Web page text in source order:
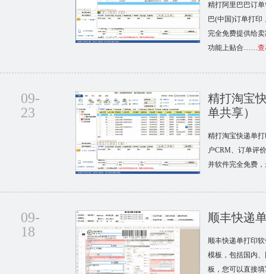
精打阿里巴巴订
巴(中国)订单打印
完全免费提供给
功能上贴合……
09-
23
精打淘宝
单共享）
精打淘宝快递单
户CRM、订单评
并软件完全免费
09-
18
顺丰快递
顺丰快递单打印
模板，包括国内
板，您可以直接